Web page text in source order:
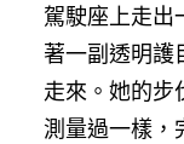
駕駛座上走出
著一副透明護
走來。她的步
測量過一樣，